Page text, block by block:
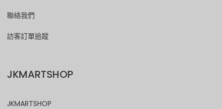
聯絡我們
訪客訂單追蹤
JKMARTSHOP
JKMARTSHOP